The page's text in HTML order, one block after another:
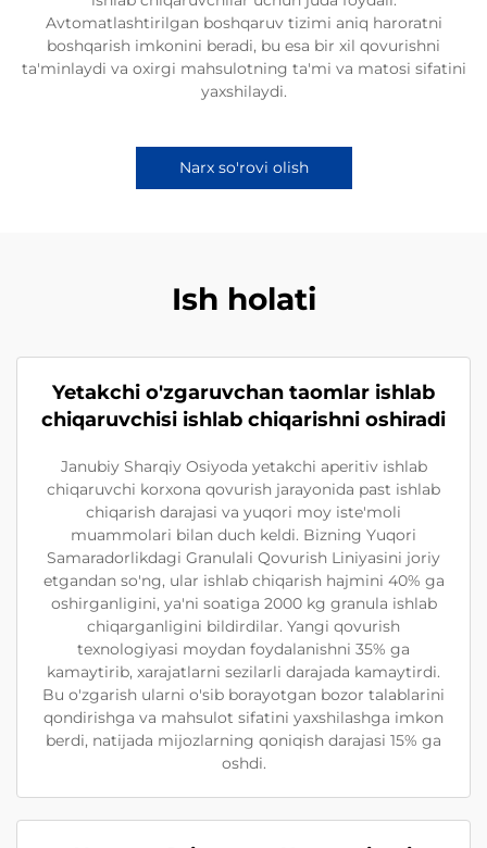
Avtomatlashtirilgan boshqaruv tizimi aniq haroratni
boshqarish imkonini beradi, bu esa bir xil qovurishni
ta'minlaydi va oxirgi mahsulotning ta'mi va matosi sifatini
yaxshilaydi.
Narx so'rovi olish
Ish holati
Yetakchi o'zgaruvchan taomlar ishlab
chiqaruvchisi ishlab chiqarishni oshiradi
Janubiy Sharqiy Osiyoda yetakchi aperitiv ishlab
chiqaruvchi korxona qovurish jarayonida past ishlab
chiqarish darajasi va yuqori moy iste'moli
muammolari bilan duch keldi. Bizning Yuqori
Samaradorlikdagi Granulali Qovurish Liniyasini joriy
etgandan so'ng, ular ishlab chiqarish hajmini 40% ga
oshirganligini, ya'ni soatiga 2000 kg granula ishlab
chiqarganligini bildirdilar. Yangi qovurish
texnologiyasi moydan foydalanishni 35% ga
kamaytirib, xarajatlarni sezilarli darajada kamaytirdi.
Bu o'zgarish ularni o'sib borayotgan bozor talablarini
qondirishga va mahsulot sifatini yaxshilashga imkon
berdi, natijada mijozlarning qoniqish darajasi 15% ga
oshdi.